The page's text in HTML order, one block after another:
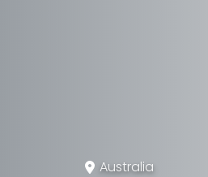
Australia